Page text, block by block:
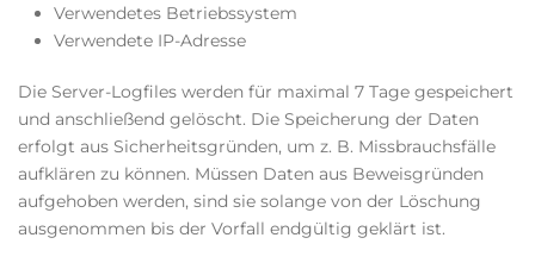
Verwendetes Betriebssystem
Verwendete IP-Adresse
Die Server-Logfiles werden für maximal 7 Tage gespeichert
und anschließend gelöscht. Die Speicherung der Daten
erfolgt aus Sicherheitsgründen, um z. B. Missbrauchsfälle
aufklären zu können. Müssen Daten aus Beweisgründen
aufgehoben werden, sind sie solange von der Löschung
ausgenommen bis der Vorfall endgültig geklärt ist.